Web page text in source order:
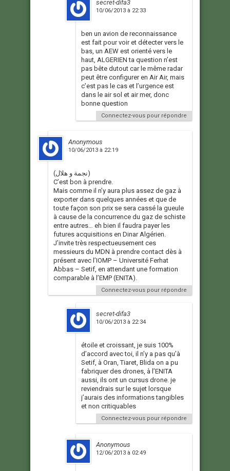
secret-difa3
10/06/2013 à 22:33
ben un avion de reconnaissance
est fait pour voir et détecter vers le
bas, un AEW est orienté vers le
haut, ALGERIEN ta question n’est
pas bête dutout car le même radar
peut être configurer en Air Air, mais
c’est pas le cas et l’urgence est
dans le air sol et air mer, donc
bonne question
Connectez-vous pour répondre
Anonymous
10/06/2013 à 22:19
(نجمة و هلال)
C’est bon à prendre.
Mais comme il n’y aura plus assez de gaz à
exporter dans quelques années et que de
toute façon son prix se sera cassé la gueule
à cause de la concurrence du gaz de schiste
entre autres… eh bien il faudra payer les
futures acquisitions en Dinar Algérien.
J’invite très respectueusement ces
messieurs du MDN à prendre contact dès à
présent avec l’IOMP – Université Ferhat
Abbas – Setif, en attendant une formation
comparable à l’EMP (ENITA).
Connectez-vous pour répondre
secret-difa3
10/06/2013 à 22:34
étoile et croissant, je suis 100%
d’accord avec toi, il n’y a pas qu’à
Setif, à Oran, Tiaret, Blida on a pu
fabriquer des drones, à l’ENITA
aussi, ils ont un cursus drone. je
reviendrais sur le sujet lorsque
j’aurais des informations tangibles
et non critiquables
Connectez-vous pour répondre
Anonymous
12/06/2013 à 02:49